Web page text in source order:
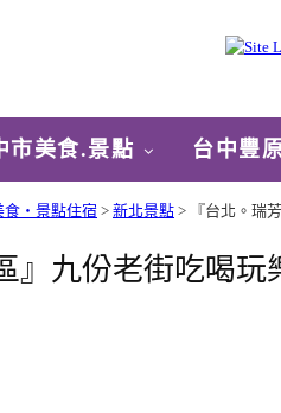
市美食.景點 台中豐
食‧景點住宿 > 新北景點 > 『台北。瑞
』九份老街吃喝玩